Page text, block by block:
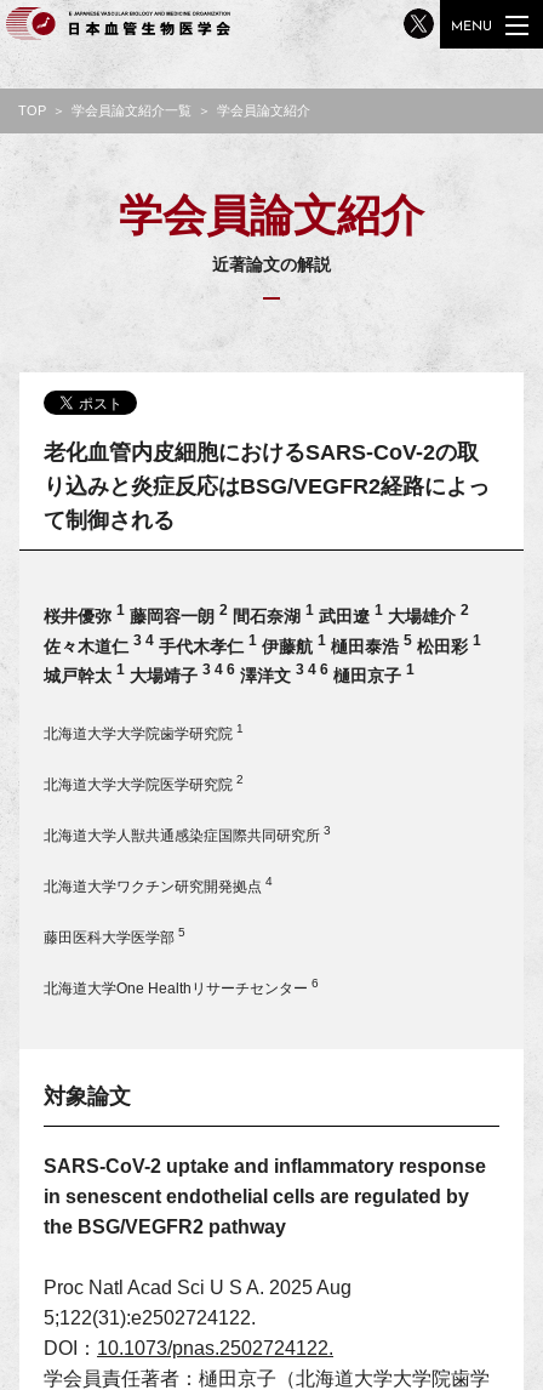
toggle
MENU
TOP ＞ 学会員論文紹介一覧 ＞ 学会員論文紹介
学会員論文紹介
近著論文の解説
老化血管内皮細胞におけるSARS-CoV-2の取
り込みと炎症反応はBSG/VEGFR2経路によっ
て制御される
桜井優弥 1 藤岡容一朗 2 間石奈湖 1 武田遼 1 大場雄介 2
佐々木道仁 3 4 手代木孝仁 1 伊藤航 1 樋田泰浩 5 松田彩 1
城戸幹太 1 大場靖子 3 4 6 澤洋文 3 4 6 樋田京子 1
北海道大学大学院歯学研究院 1
北海道大学大学院医学研究院 2
北海道大学人獣共通感染症国際共同研究所 3
北海道大学ワクチン研究開発拠点 4
藤田医科大学医学部 5
北海道大学One Healthリサーチセンター 6
対象論文
SARS-CoV-2 uptake and inflammatory response
in senescent endothelial cells are regulated by
the BSG/VEGFR2 pathway
Proc Natl Acad Sci U S A. 2025 Aug
5;122(31):e2502724122.
DOI： 10.1073/pnas.2502724122.
学会員責任著者：樋田京子（北海道大学大学院歯学